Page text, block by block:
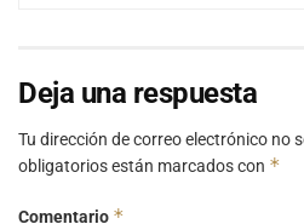
Deja una respuesta
Tu dirección de correo electrónico no
obligatorios están marcados con *
Comentario *